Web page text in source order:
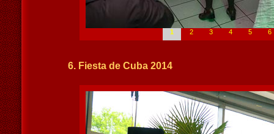
1 2 3 4 5 6
6. Fiesta de Cuba 2014